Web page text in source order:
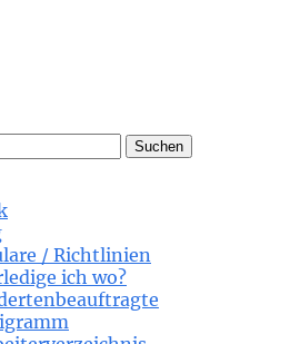
Suchen
/ Richtlinien
ich wo?